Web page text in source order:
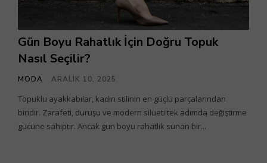
Gün Boyu Rahatlık İçin Doğru Topuk
Nasıl Seçilir?
MODA ARALIK 10, 2025
Topuklu ayakkabılar, kadın stilinin en güçlü parçalarından
biridir. Zarafeti, duruşu ve modern silueti tek adımda değiştirme
gücüne sahiptir. Ancak gün boyu rahatlık sunan bir...